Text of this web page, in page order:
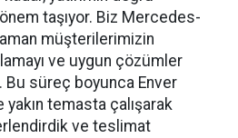
taşıyor. Biz Mercedes-
müşterilerimizin
ve uygun çözümler
Bu süreç boyunca Enver
temasta çalışarak
ve teslimat